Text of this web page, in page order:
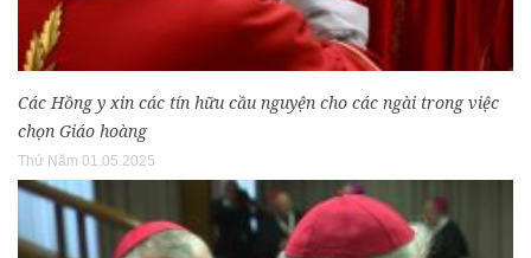
Các Hồng y xin các tín hữu cầu nguyện cho các ngài trong việc
chọn Giáo hoàng
Thứ Năm 01.05.2025